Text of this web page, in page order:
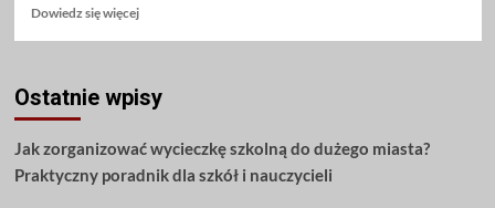
Dowiedz się więcejDowiedz
Porady,
jak
zrozumieć
telefony
Ostatnie wpisy
Jak zorganizować wycieczkę szkolną do dużego miasta?
Praktyczny poradnik dla szkół i nauczycieli